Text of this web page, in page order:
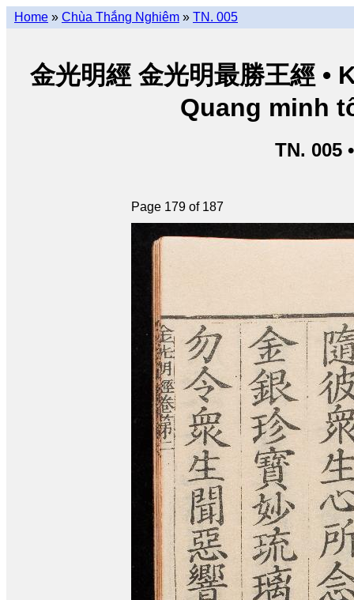
Home » Chùa Thắng Nghiêm » TN. 005
金光明經 金光明最勝王經
Quang minh
TN. 005
Page 179 of 187